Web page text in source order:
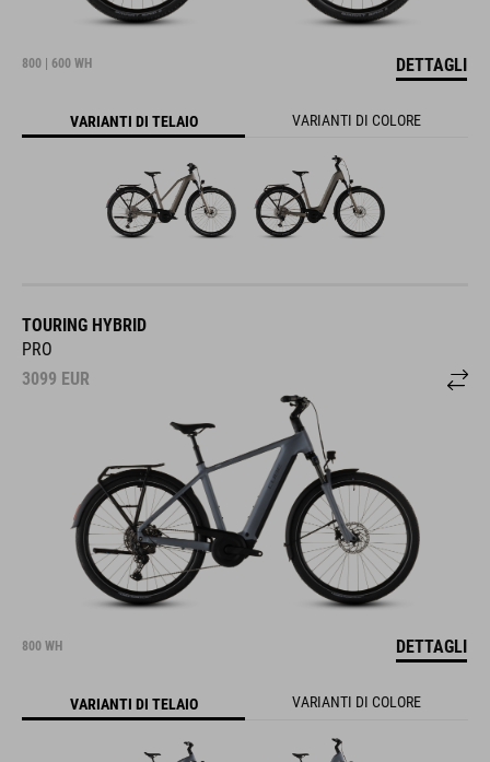
800 | 600 WH DETTAGLI
VARIANTI DI TELAIO VARIANTI DI COLORE
TOURING HYBRID
PRO
3099 EUR
800 WH DETTAGLI
VARIANTI DI TELAIO VARIANTI DI COLORE